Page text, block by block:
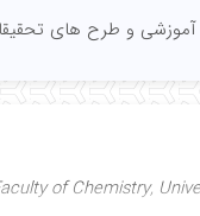
آموزشی و طرح های
of Chemistry,